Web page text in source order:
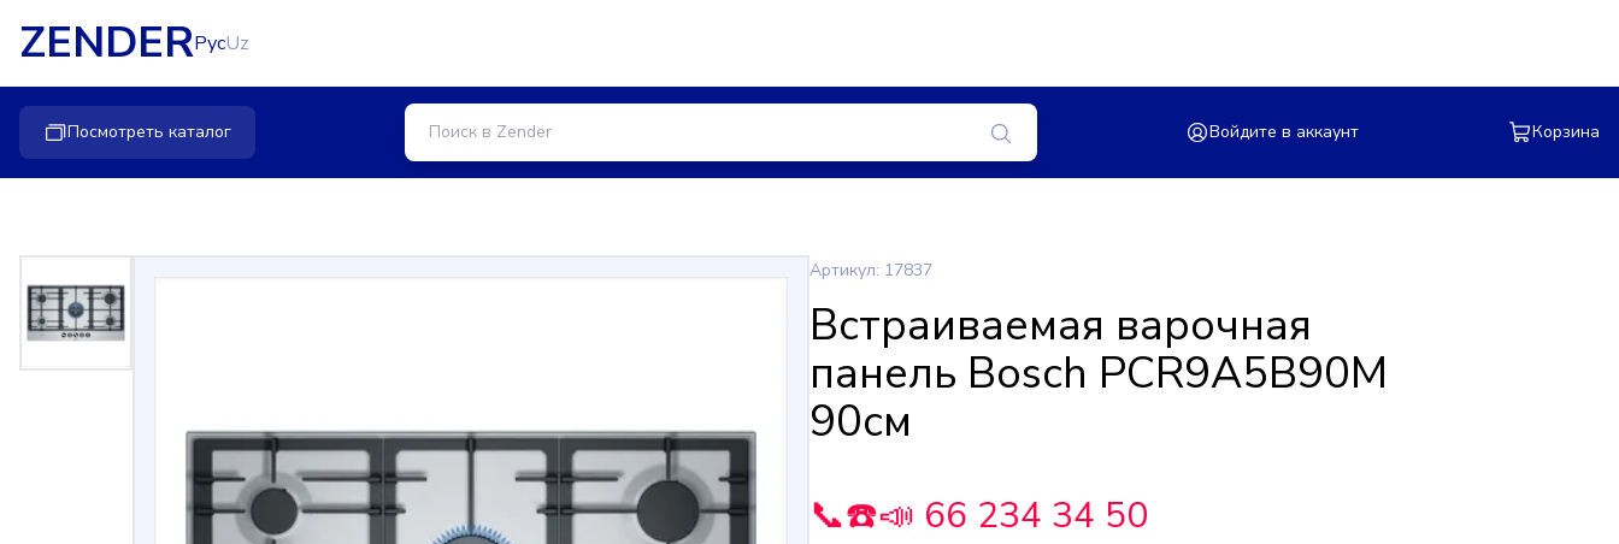
ZENDERРусUz
Посмотреть каталог Войдите в аккаунт Корзина
Артикул: 17837
Встраиваемая варочная
панель Bosch PCR9A5B90M
90см
📞☎️📣 66 234 34 50